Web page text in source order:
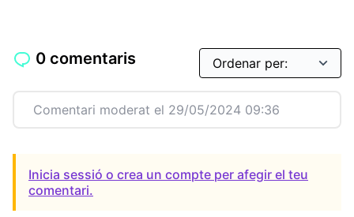
0 comentaris
Comentari moderat el 29/05/2024 09:36
Inicia sessió o crea un compte per afegir el teu
comentari.